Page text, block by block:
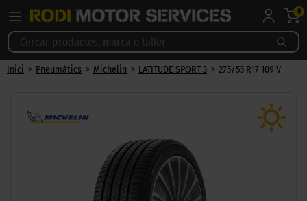
0
Inici > Pneumàtics > Michelin > LATITUDE SPORT 3 > 275/55 R17 109 V